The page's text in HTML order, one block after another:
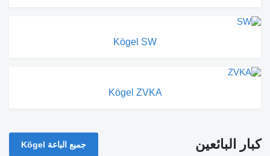
Kögel SW
Kögel ZVKA
كبار البائعين جميع الباعة Kögel